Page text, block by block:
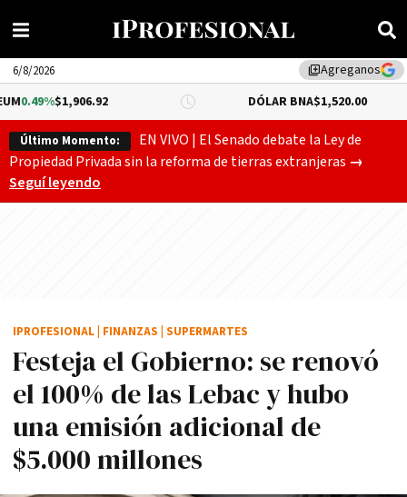
library_addAgreganos
6/8/2026
DÓLAR BNA $1,520.00
Último Momento:
EN VIVO | El Senado debate la Ley de
Propiedad Privada sin la reforma de tierras extranjeras →
Seguí leyendo
Festeja el Gobierno: se renovó
el 100% de las Lebac y hubo
una emisión adicional de
$5.000 millones
IPROFESIONAL FINANZAS SUPERMARTES